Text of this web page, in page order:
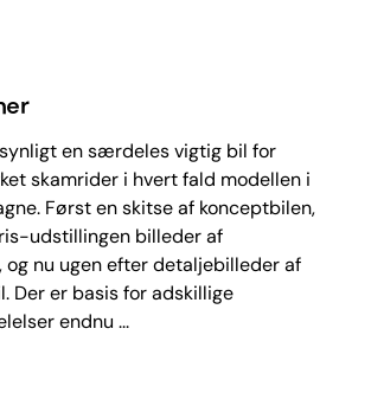
en særdeles vigtig bil for
skamrider i hvert fald modellen i
Først en skitse af konceptbilen,
udstillingen billeder af
og nu ugen efter detaljebilleder af
Der er basis for adskillige
endnu ...